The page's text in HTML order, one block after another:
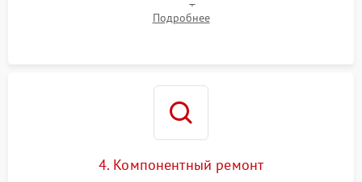
питания и картоприемника. Тестирование механизма
затвора и блока внутрикамерной стабилизации.
Подробнее
4. Компонентный ремонт